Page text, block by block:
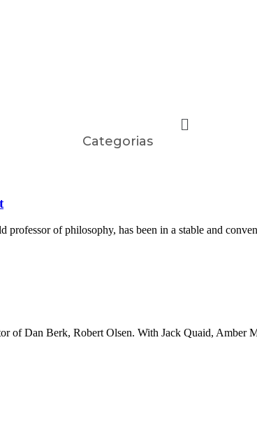
Categorias
of philosophy, has been in a stable and
Dan Berk, Robert Olsen. With Jack Quaid, Amber